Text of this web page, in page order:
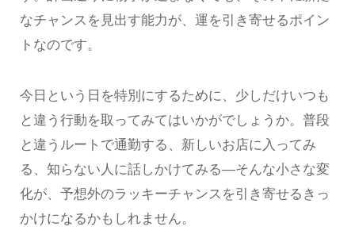
なチャンスを見出す能力が、運を引き寄せるポイン
トなのです。
今日という日を特別にするために、少しだけいつも
と違う行動を取ってみてはいかがでしょうか。普段
と違うルートで通勤する、新しいお店に入ってみ
る、知らない人に話しかけてみる—そんな小さな変
化が、予想外のラッキーチャンスを引き寄せるきっ
かけになるかもしれません。